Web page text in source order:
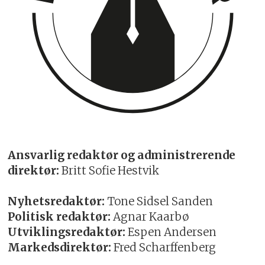
* Det skal hentes inn vikarer hvis
bemanningssituasjonen tilsier dette.
Pensjon
* Partiene er enige om at innretning av
tilskudd til pensjon skal være del av
* Målet er å legge til rette for at ansatte i
private barnehager skal kunne ha
likeverdige pensjonsvilkår som ansatte i
kommunale barnehager.
* Regjeringen sender forslag om pensjon
på høring, med én ny modell og et forslag
Ansvarlig redaktør og administrerende
direktør: Britt Sofie Hestvik
Nyhetsredaktør: Tone Sidsel Sanden
Politisk redaktør: Agnar Kaarbø
Utviklingsredaktør: Espen Andersen
Markedsdirektør: Fred Scharffenberg